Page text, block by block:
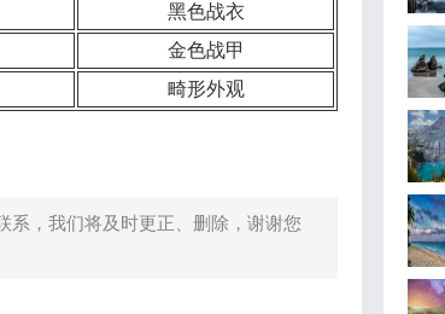
黑色战衣
金色战甲
畸形外观
系，我们将及时更正、删除，谢谢您